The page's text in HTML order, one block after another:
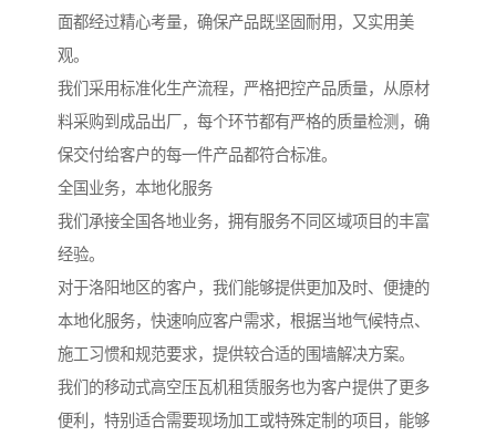
面都经过精心考量，确保产品既坚固耐用，又实用美
观。
我们采用标准化生产流程，严格把控产品质量，从原材
料采购到成品出厂，每个环节都有严格的质量检测，确
保交付给客户的每一件产品都符合标准。
全国业务，本地化服务
我们承接全国各地业务，拥有服务不同区域项目的丰富
经验。
对于洛阳地区的客户，我们能够提供更加及时、便捷的
本地化服务，快速响应客户需求，根据当地气候特点、
施工习惯和规范要求，提供较合适的围墙解决方案。
我们的移动式高空压瓦机租赁服务也为客户提供了更多
便利，特别适合需要现场加工或特殊定制的项目，能够